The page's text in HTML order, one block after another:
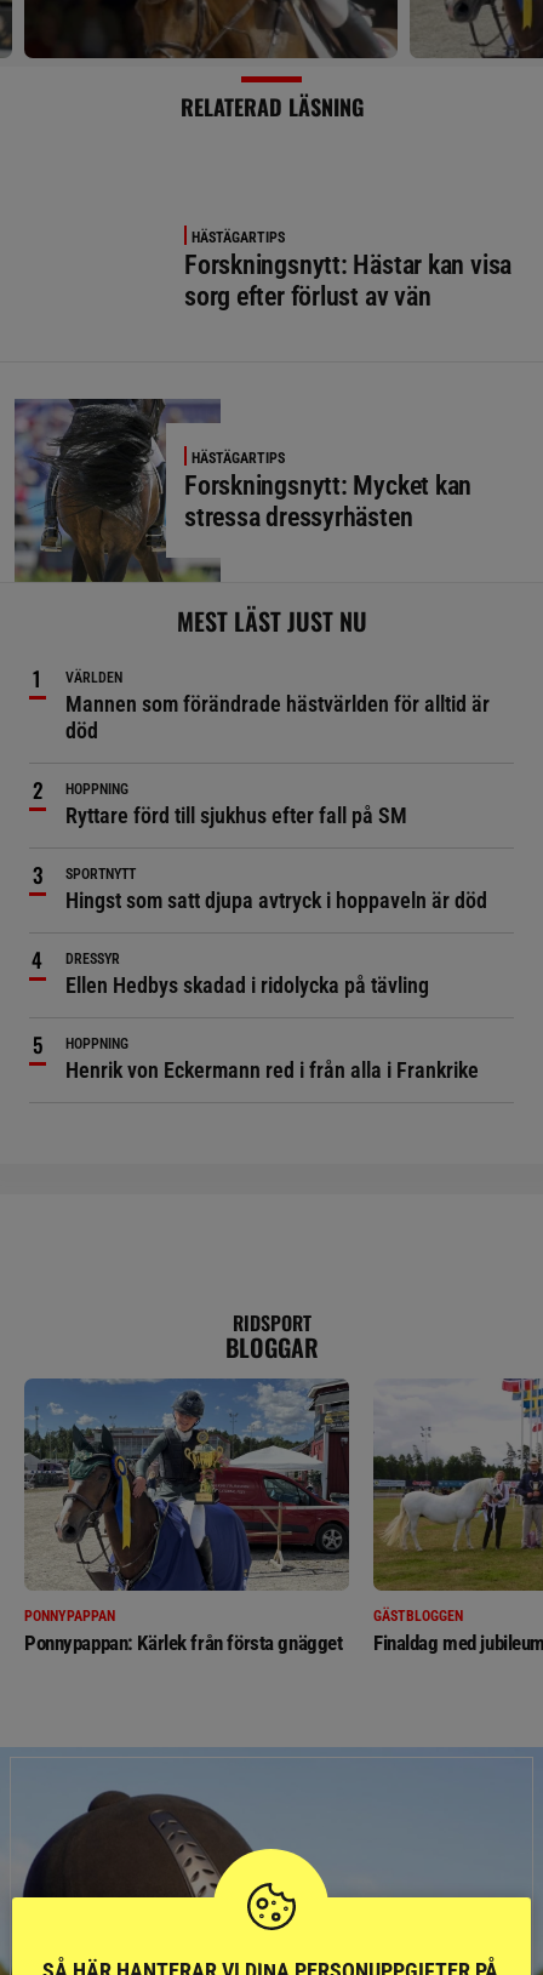
RELATERAD LÄSNING
HÄSTÄGARTIPS
Forskningsnytt: Hästar kan visa
sorg efter förlust av vän
HÄSTÄGARTIPS
Forskningsnytt: Mycket kan
stressa dressyrhästen
MEST LÄST JUST NU
VÄRLDEN
Mannen som förändrade hästvärlden för alltid är
död
HOPPNING
Ryttare förd till sjukhus efter fall på SM
SPORTNYTT
Hingst som satt djupa avtryck i hoppaveln är död
DRESSYR
Ellen Hedbys skadad i ridolycka på tävling
HOPPNING
Henrik von Eckermann red i från alla i Frankrike
RIDSPORT
BLOGGAR
PONNYPAPPAN
Ponnypappan: Kärlek från första gnägget
GÄSTBLOGGEN
Finaldag med